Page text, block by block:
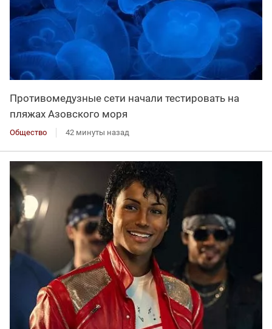
Противомедузные сети начали тестировать на
пляжах Азовского моря
Общество 42 минуты назад